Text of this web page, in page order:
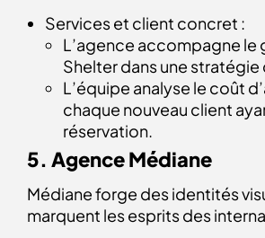
Services et client concret :
L’agence accompagne le
Shelter dans une stratégie
L’équipe analyse le coût
chaque nouveau client
réservation.
5. Agence Médiane
Médiane forge des identités
marquent les esprits des